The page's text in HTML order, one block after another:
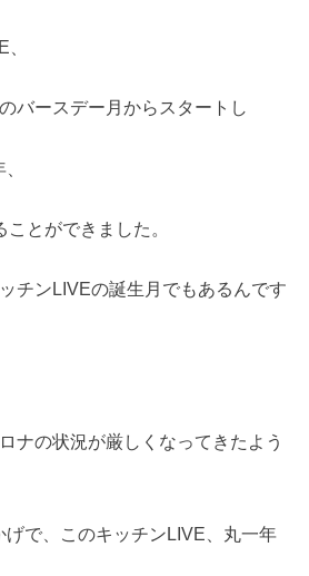
バースデー月からスタートし
ことができました。
チンLIVEの誕生月でもあるんです
ナの状況が厳しくなってきたよう
げで、このキッチンLIVE、丸一年